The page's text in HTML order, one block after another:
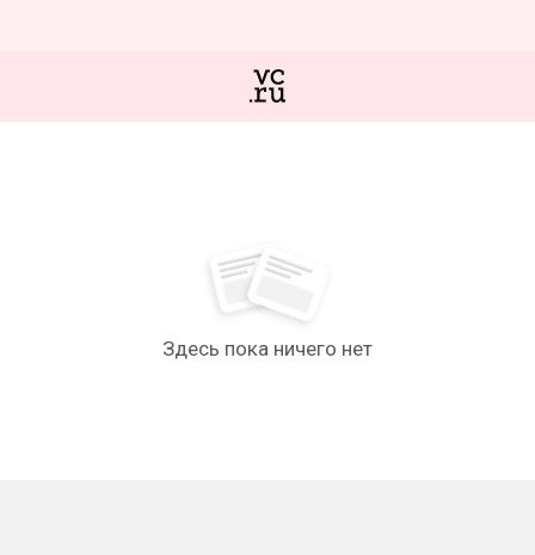
Здесь пока ничего нет